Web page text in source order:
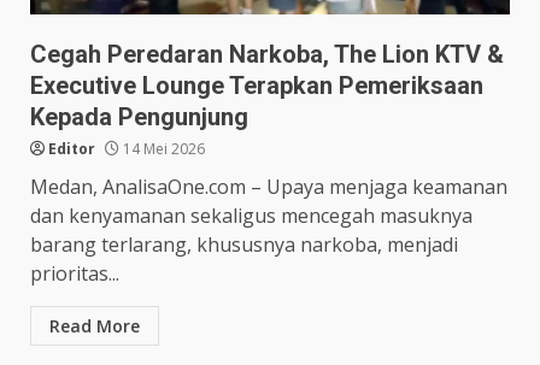
Cegah Peredaran Narkoba, The Lion KTV &
Executive Lounge Terapkan Pemeriksaan
Kepada Pengunjung
Editor 14 Mei 2026
Medan, AnalisaOne.com – Upaya menjaga keamanan
dan kenyamanan sekaligus mencegah masuknya
barang terlarang, khususnya narkoba, menjadi
prioritas...
Read More